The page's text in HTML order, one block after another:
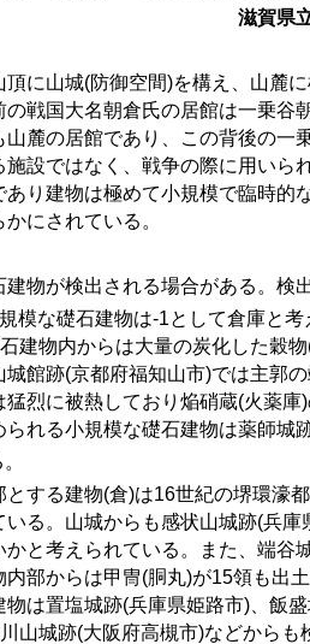
大学 中
に山城(防御空間)を構え、山麓
戦国大名朝倉氏の居館は一乗谷
麓の居館であり、この背後の一
設ではなく、戦争の際に用いら
り建物は極めて小規模で臨時的
にされている。
物が検出される場合がある。検
模な礎石建物は-1として倉庫と
建物内からは大量の炭化した穀
館跡(京都府福知山市)では主郭
烈に被熱しており焔硝蔵(火薬
れる小規模な礎石建物は薬師城
する建物(倉)は16世紀の堺環濠
る。山城からも感状山城跡(兵
と考えられている。また、端谷
部からは甲冑(胴丸)が15領も出
は置塩城跡(兵庫県姫路市)、飯
山城跡(大阪府高槻市)などからも